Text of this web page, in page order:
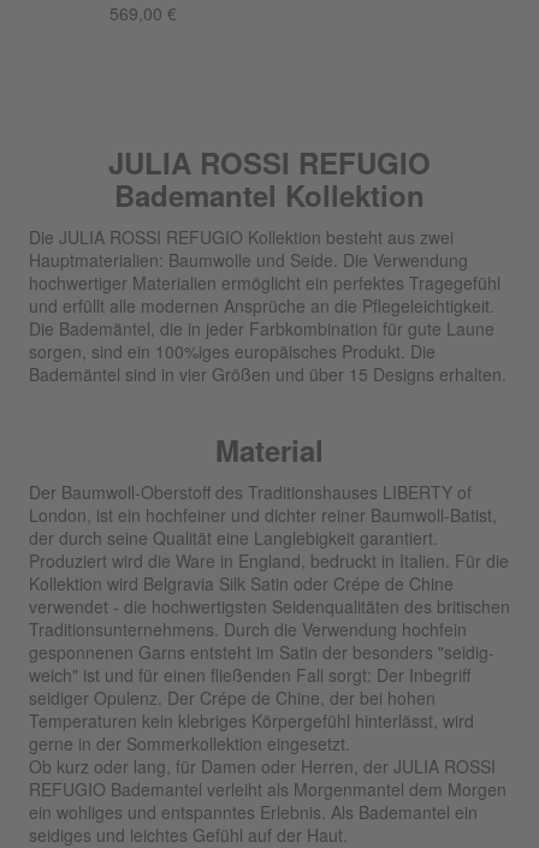
569,00 €
JULIA ROSSI REFUGIO
Bademantel Kollektion
Die JULIA ROSSI REFUGIO Kollektion besteht aus zwei
Hauptmaterialien: Baumwolle und Seide. Die Verwendung
hochwertiger Materialien ermöglicht ein perfektes Tragegefühl
und erfüllt alle modernen Ansprüche an die Pflegeleichtigkeit.
Die Bademäntel, die in jeder Farbkombination für gute Laune
sorgen, sind ein 100%iges europäisches Produkt. Die
Bademäntel sind in vier Größen und über 15 Designs erhalten.
Material
Der Baumwoll-Oberstoff des Traditionshauses LIBERTY of
London, ist ein hochfeiner und dichter reiner Baumwoll-Batist,
der durch seine Qualität eine Langlebigkeit garantiert.
Produziert wird die Ware in England, bedruckt in Italien. Für die
Kollektion wird Belgravia Silk Satin oder Crépe de Chine
verwendet - die hochwertigsten Seidenqualitäten des britischen
Traditionsunternehmens. Durch die Verwendung hochfein
gesponnenen Garns entsteht im Satin der besonders "seidig-
weich" ist und für einen fließenden Fall sorgt: Der Inbegriff
seidiger Opulenz. Der Crépe de Chine, der bei hohen
Temperaturen kein klebriges Körpergefühl hinterlässt, wird
gerne in der Sommerkollektion eingesetzt.
Ob kurz oder lang, für Damen oder Herren, der JULIA ROSSI
REFUGIO Bademantel verleiht als Morgenmantel dem Morgen
ein wohliges und entspanntes Erlebnis. Als Bademantel ein
seidiges und leichtes Gefühl auf der Haut.